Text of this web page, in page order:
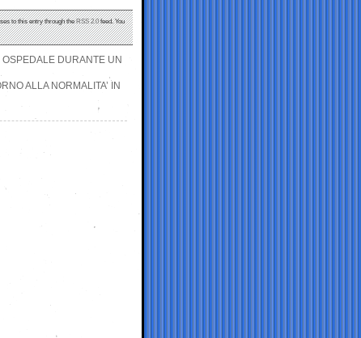
to this entry through theRSS 2.0feed. You
OSPEDALE DURANTE UN
ALLA NORMALITA’ IN